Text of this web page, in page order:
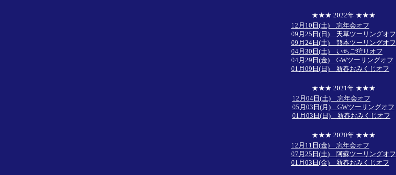
★★★ 2022年 ★★★
12月10日(土) 忘年会オフ
09月25日(日) 天草ツーリングオフ
09月24日(土) 熊本ツーリングオフ
04月30日(土) いちご狩りオフ
04月29日(金) GWツーリングオフ
01月09日(日) 新春おみくじオフ
★★★ 2021年 ★★★
12月04日(土) 忘年会オフ
05月03日(月) GWツーリングオフ
01月03日(日) 新春おみくじオフ
★★★ 2020年 ★★★
12月11日(金) 忘年会オフ
07月25日(土) 阿蘇ツーリングオフ
01月03日(金) 新春おみくじオフ